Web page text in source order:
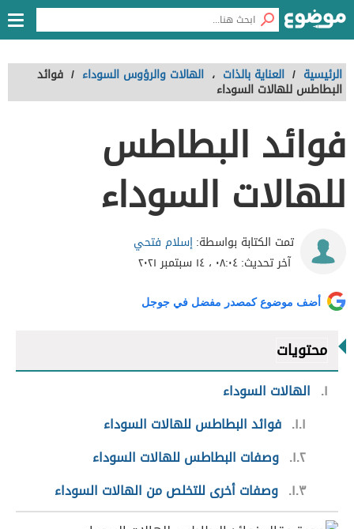
الرئيسية / العناية بالذات ، الهالات والرؤوس السوداء / فوائد
البطاطس للهالات السوداء
فوائد البطاطس
للهالات السوداء
تمت الكتابة بواسطة:إسلام فتحي
آخر تحديث:٠٨:٠٤ ، ١٤ سبتمبر ٢٠٢١
أضف موضوع كمصدر مفضل في جوجل
محتويات
١
الهالات السوداء
١.١ فوائد البطاطس للهالات السوداء
١.٢ وصفات البطاطس للهالات السوداء
١.٣ وصفات أخرى للتخلص من الهالات السوداء